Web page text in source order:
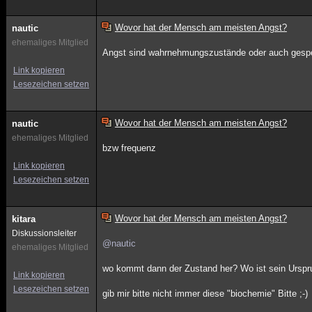
nautic
ehemaliges Mitglied
Link kopieren
Lesezeichen setzen
Wovor hat der Mensch am meisten Angst?
Angst sind wahrnehmungszustände oder auch
nautic
ehemaliges Mitglied
Link kopieren
Lesezeichen setzen
Wovor hat der Mensch am meisten Angst?
bzw frequenz
kitara
Diskussionsleiter
ehemaliges Mitglied
Link kopieren
Lesezeichen setzen
Wovor hat der Mensch am meisten Angst?
@nautic
wo kommt dann der Zustand her? Wo ist sein
gib mir bitte nicht immer diese "biochemie" Bitte ;-)